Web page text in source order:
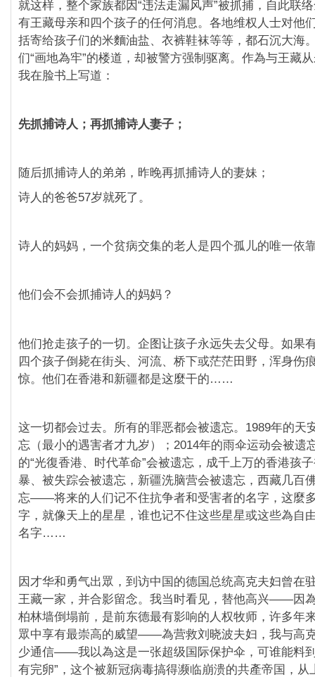
就这样，整个家族都因“违法走漏风声”被抓捕，自此联
有王藏母亲和四个孩子的任何消息。各地维权人士对他
括寄给孩子们的米麵油盐、衣裤鞋袜等等，都石沉大海
们“画地為牢”的楼道，却被警方强制驱离。作為与王藏
我在脸书上写道：
先抓捕诗人；再抓捕诗人妻子；
随后抓捕诗人的弟弟，昨晚再抓捕诗人的妻妹；
诗人的爸爸57岁就死了。
诗人的妈妈，一个贫病交集的老人是四个孤儿的唯一依
他们会不会抓捕诗人的妈妈？
他们抢走孩子的一切。企图让孩子永远失去父母。如果
四个孩子倒毙在街头、河流、桥下或茫茫田野，浑身伤
惊。他们在香港和新疆都是这麼干的……
这一切都会过去。所有的罪恶都会被遗忘。1989年的天
忘（最小的遇害者才九岁）；2014年的雨伞运动会被遗
的“光復香港、时代革命”会被遗忘，成千上万的香港孩
暴、被失踪会被遗忘，新疆洗脑营会被遗忘，西藏几百
忘——将来的人们记不住抗争者和受害者的名字，这麼
字，就像天上的星星，谁也记不住这些星星或这些為自
名字……
因才华和勇气出眾，到访中国的德国总统高克夫妇曾在
王藏一家，并合影留念。我当时看见，替他高兴——因
柏林墙倒塌前，是前东德最有影响的人权牧师，许多年
眾中享有最崇高的威望——為营救刘晓波夫妇，我与高
少通信——我以為这是一张超级国际保护伞，可谁能料
有完卵”，这个被新冠病毒搞得濒临崩溃的共產帝国，从